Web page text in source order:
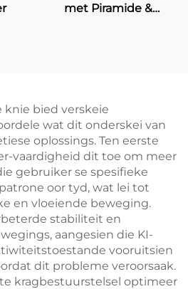
met Piramide &
knie bied verskeie
wat dit onderskei van
oplossings. Ten eerste
vaardigheid dit toe om meer
gebruiker se spesifieke
oor tyd, wat lei tot
en vloeiende beweging.
stabiliteit en
aangesien die KI-
vooruitsien
dit probleme veroorsaak.
kragbestuurstelsel optimeer